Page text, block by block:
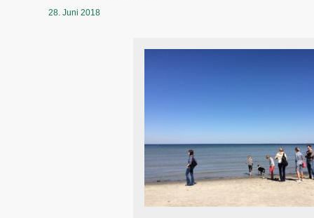
28. Juni 2018